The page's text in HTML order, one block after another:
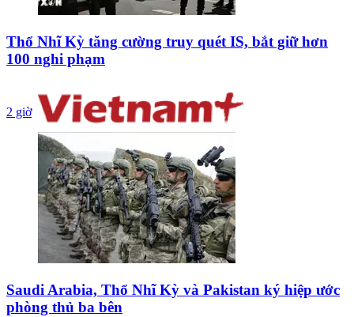
Thổ Nhĩ Kỳ tăng cường truy quét IS, bắt giữ hơn
100 nghi phạm
2 giờ
Saudi Arabia, Thổ Nhĩ Kỳ và Pakistan ký hiệp ước
phòng thủ ba bên